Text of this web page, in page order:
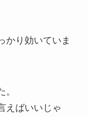
かり効いていま
えばいいじゃ